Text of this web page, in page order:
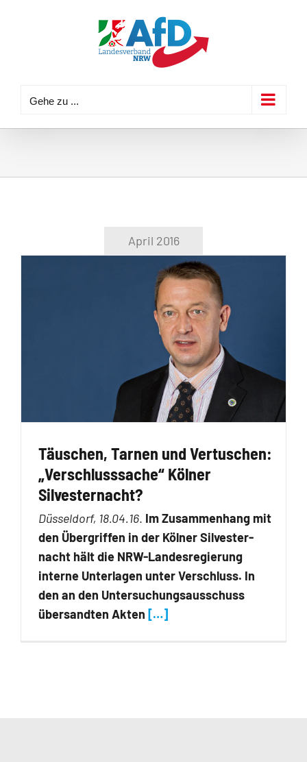
Gehe zu ...
April 2016
Täuschen, Tarnen und Vertuschen:
„Verschlusssache“ Kölner
Silvesternacht?
Düsseldorf, 18.04.16. Im Zusammenhang mit
den Übergriffen in der Kölner Silvester­
nacht hält die NRW-Landesregierung
interne Unterlagen unter Verschluss. In
den an den Untersuchungsausschuss
übersandten Akten […]